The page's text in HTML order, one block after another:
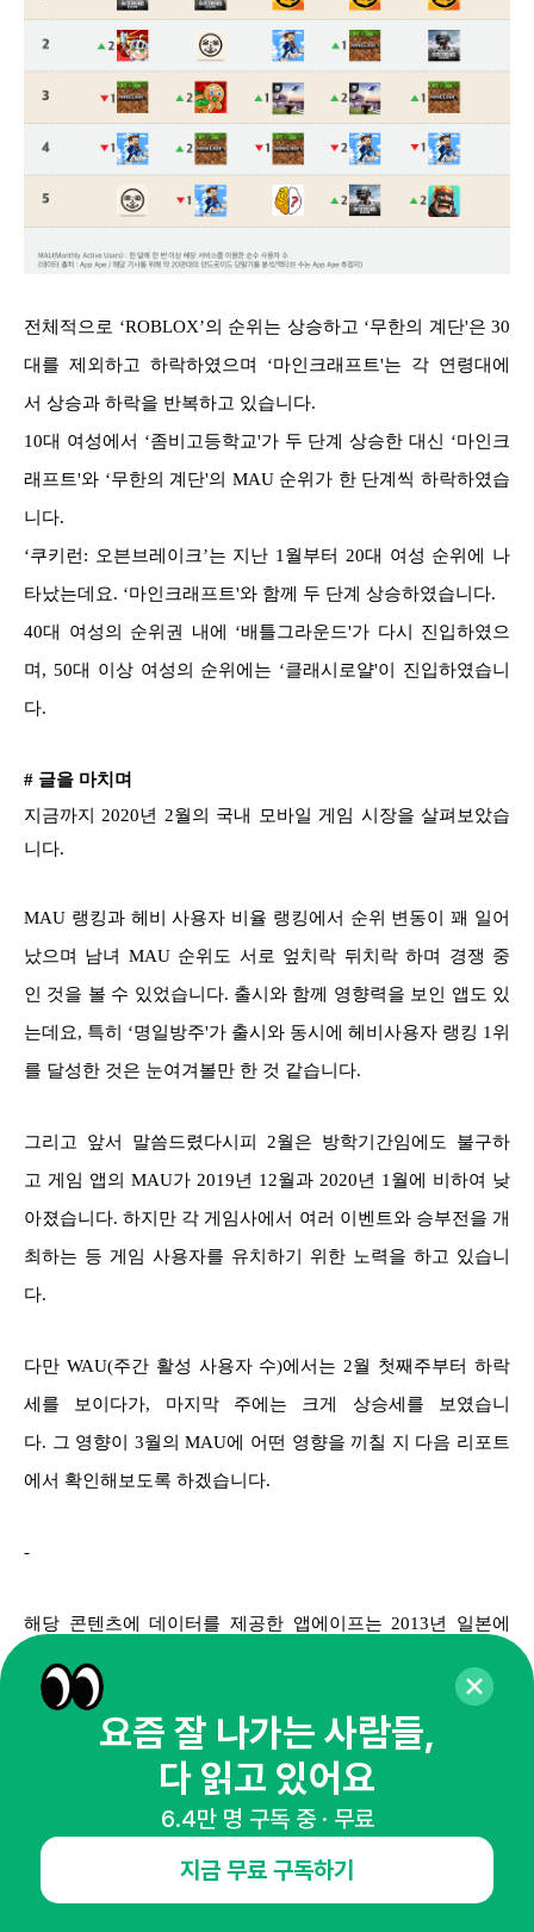
전체적으로 ‘ROBLOX’의 순위는 상승하고 ‘무한의 계단'은 30
대를 제외하고 하락하였으며 ‘마인크래프트'는 각 연령대에
서 상승과 하락을 반복하고 있습니다.
10대 여성에서 ‘좀비고등학교'가 두 단계 상승한 대신 ‘마인크
래프트'와 ‘무한의 계단'의 MAU 순위가 한 단계씩 하락하였습
니다.
‘쿠키런: 오븐브레이크’는 지난 1월부터 20대 여성 순위에 나
타났는데요. ‘마인크래프트'와 함께 두 단계 상승하였습니다.
40대 여성의 순위권 내에 ‘배틀그라운드'가 다시 진입하였으
며, 50대 이상 여성의 순위에는 ‘클래시로얄'이 진입하였습니
다.
# 글을 마치며
지금까지 2020년 2월의 국내 모바일 게임 시장을 살펴보았습
니다.
MAU 랭킹과 헤비 사용자 비율 랭킹에서 순위 변동이 꽤 일어
났으며 남녀 MAU 순위도 서로 엎치락 뒤치락 하며 경쟁 중
인 것을 볼 수 있었습니다. 출시와 함께 영향력을 보인 앱도 있
는데요, 특히 ‘명일방주'가 출시와 동시에 헤비사용자 랭킹 1위
를 달성한 것은 눈여겨볼만 한 것 같습니다.
그리고 앞서 말씀드렸다시피 2월은 방학기간임에도 불구하
고 게임 앱의 MAU가 2019년 12월과 2020년 1월에 비하여 낮
아졌습니다. 하지만 각 게임사에서 여러 이벤트와 승부전을 개
최하는 등 게임 사용자를 유치하기 위한 노력을 하고 있습니
다.
다만 WAU(주간 활성 사용자 수)에서는 2월 첫째주부터 하락
세를 보이다가, 마지막 주에는 크게 상승세를 보였습니
다. 그 영향이 3월의 MAU에 어떤 영향을 끼칠 지 다음 리포트
에서 확인해보도록 하겠습니다.
-
해당 콘텐츠에 데이터를 제공한 앱에이프는 2013년 일본에
서 출시한 모바일 시장 분석 서비스입니다. 현재 서비스 인지
도 조사에서 1위에 자리하며 일본 대표 모바일 시장 분석 서비
스로 자리 잡고 있습니다.
일본의 빅데이터 처리 기술력을 바탕으로 한국에서 출시된 대
부분의 앱에 대한 데이터를 제공합니다. 60개 이상의 상세 지
표는 모바일 시장 상황 및 소비자·경쟁사 분석과 마케팅 전
요즘 잘 나가는 사람들,
다 읽고 있어요
6.4만 명 구독 중 · 무료
지금 무료 구독하기